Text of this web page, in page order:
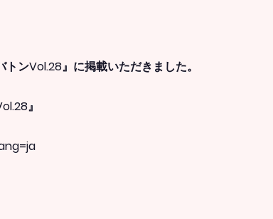
ンVol.28』に掲載いただきました。
』